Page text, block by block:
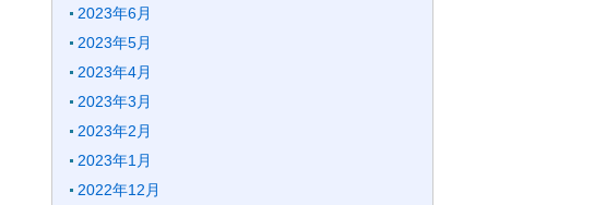
2023年6月
2023年5月
2023年4月
2023年3月
2023年2月
2023年1月
2022年12月